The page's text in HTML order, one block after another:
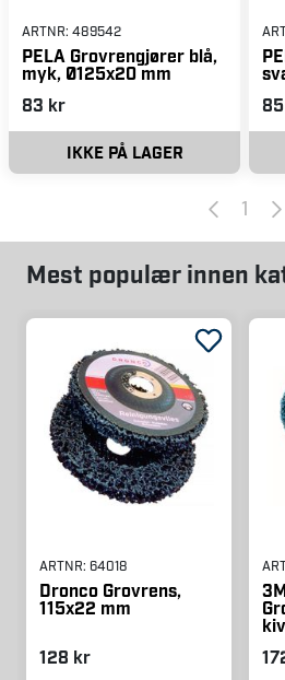
ARTNR: 489542
PELA Grovrengjører blå,
myk, Ø125x20 mm
83 kr
IKKE PÅ LAGER
1
Mest populær innen
ARTNR: 64018
Dronco Grovrens,
115x22 mm
128 kr